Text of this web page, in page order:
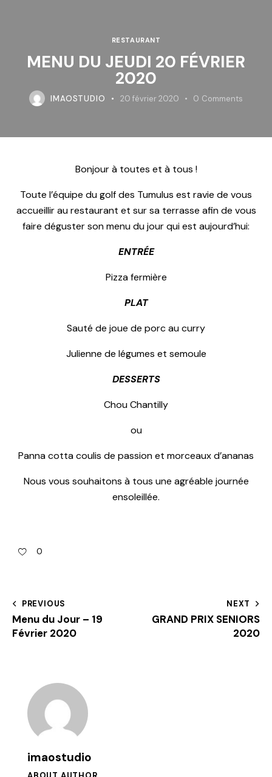
RESTAURANT
MENU DU JEUDI 20 FÉVRIER
2020
IMAOSTUDIO 20 février 2020 0 Comments
Bonjour à toutes et à tous !
Toute l’équipe du golf des Tumulus est ravie de vous
accueillir au restaurant et sur sa terrasse afin de vous
faire déguster son menu du jour qui est aujourd’hui:
ENTRÉE
Pizza fermière
PLAT
Sauté de joue de porc au curry
Julienne de légumes et semoule
DESSERTS
Chou Chantilly
ou
Panna cotta coulis de passion et morceaux d’ananas
Nous vous souhaitons à tous une agréable journée
ensoleillée.
0
PREVIOUS
Menu du Jour – 19
Février 2020
NEXT
GRAND PRIX SENIORS
2020
imaostudio